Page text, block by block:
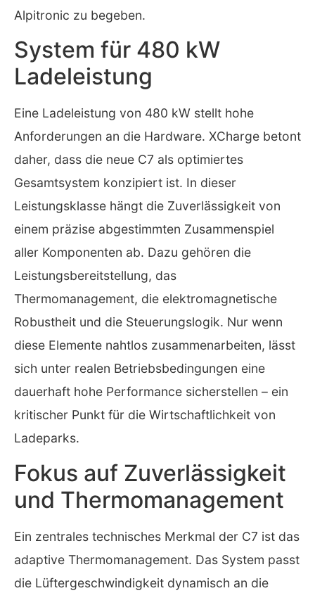
Alpitronic zu begeben.
System für 480 kW
Ladeleistung
Eine Ladeleistung von 480 kW stellt hohe
Anforderungen an die Hardware. XCharge betont
daher, dass die neue C7 als optimiertes
Gesamtsystem konzipiert ist. In dieser
Leistungsklasse hängt die Zuverlässigkeit von
einem präzise abgestimmten Zusammenspiel
aller Komponenten ab. Dazu gehören die
Leistungsbereitstellung, das
Thermomanagement, die elektromagnetische
Robustheit und die Steuerungslogik. Nur wenn
diese Elemente nahtlos zusammenarbeiten, lässt
sich unter realen Betriebsbedingungen eine
dauerhaft hohe Performance sicherstellen – ein
kritischer Punkt für die Wirtschaftlichkeit von
Ladeparks.
Fokus auf Zuverlässigkeit
und Thermomanagement
Ein zentrales technisches Merkmal der C7 ist das
adaptive Thermomanagement. Das System passt
die Lüftergeschwindigkeit dynamisch an die